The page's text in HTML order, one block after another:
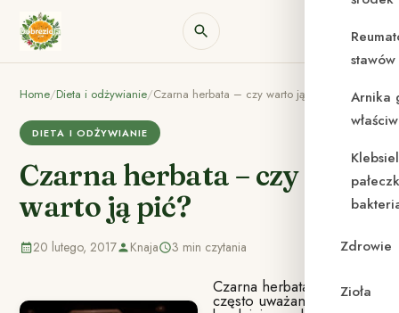
Arnika
Zdrowie
Zioła
Home/Dieta i odżywianie/Czarna herbata – czy warto ją pić?
DIETA I ODŻYWIANIE
Czarna herbata – czy
warto ją pić?
20 lutego, 2017 Knaja 3 min czytania
Czarna herbata jest
często uważana za